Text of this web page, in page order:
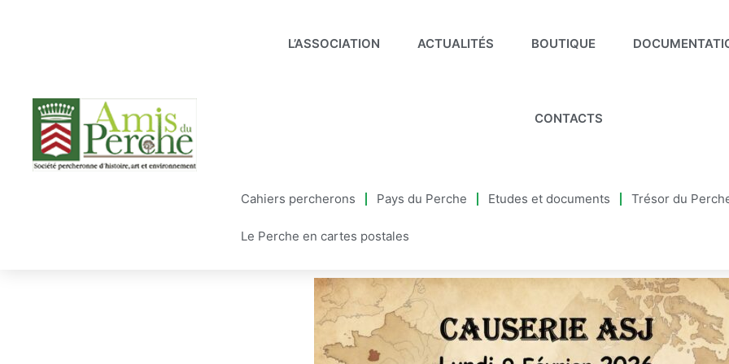
L’ASSOCIATION ACTUALITÉS BOUTIQUE
CONTACTS
Cahiers percherons Pays du Perche Etudes et documents Trésor du
Le Perche en cartes postales